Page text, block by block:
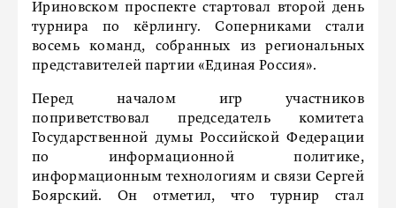
Ириновском проспекте стартовал второй день
турнира по кёрлингу. Соперниками стали
восемь команд, собранных из региональных
представителей партии «Единая Россия».
Перед началом игр участников
поприветствовал председатель комитета
Государственной думы Российской Федерации
по информационной политике,
информационным технологиям и связи Сергей
Боярский. Он отметил, что турнир стал